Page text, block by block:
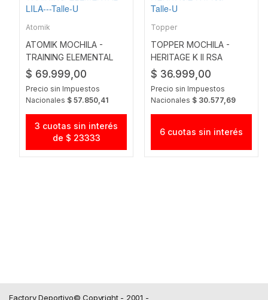
Atomik
ATOMIK MOCHILA -
TRAINING ELEMENTAL
LILA
$ 69.999,00
Precio sin Impuestos
Nacionales $ 57.850,41
3 cuotas sin interés
de $ 23333
Topper
TOPPER MOCHILA -
HERITAGE K II RSA
$ 36.999,00
Precio sin Impuestos
Nacionales $ 30.577,69
6 cuotas sin interés
Factory Deportivo© Copyright - 2001 -